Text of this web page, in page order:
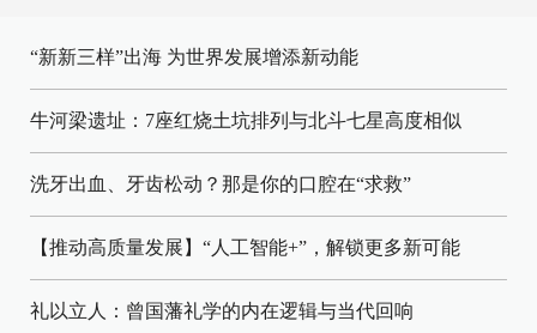
“新新三样”出海 为世界发展增添新动能
牛河梁遗址：7座红烧土坑排列与北斗七星高度相似
洗牙出血、牙齿松动？那是你的口腔在“求救”
【推动高质量发展】“人工智能+”，解锁更多新可能
礼以立人：曾国藩礼学的内在逻辑与当代回响